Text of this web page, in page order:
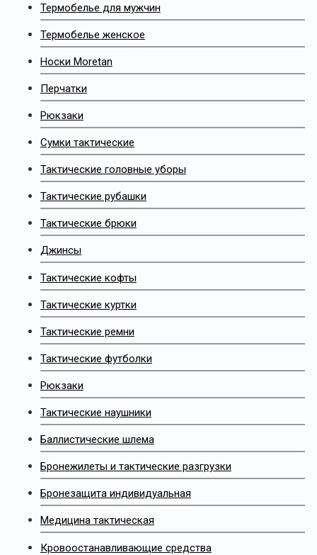
Термобелье для мужчин
Термобелье женское
Носки Moretan
Перчатки
Рюкзаки
Сумки тактические
Тактические головные уборы
Тактические рубашки
Тактические брюки
Джинсы
Тактические кофты
Тактические куртки
Тактические ремни
Тактические футболки
Рюкзаки
Тактические наушники
Баллистические шлема
Бронежилеты и тактические разгрузки
Бронезащита индивидуальная
Медицина тактическая
Кровоостанавливающие средства